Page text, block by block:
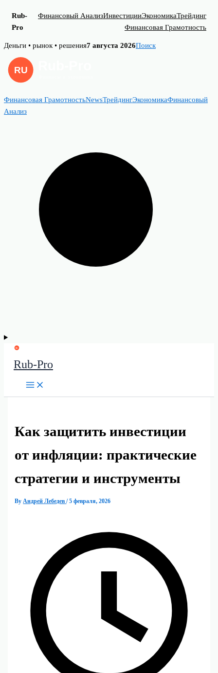
Rub-
Pro
Финансовый АнализИнвестицииЭкономикаТрейдинг
Финансовая Грамотность
Skip
content
Деньги • рынок • решения7 августа 2026Поиск
Финансовая ГрамотностьNewsТрейдингЭкономикаФинансовый
Анализ
Rub-Pro
Как защитить инвестиции
от инфляции: практические
стратегии и инструменты
ByАндрей Лебедев/5 февраля, 2026